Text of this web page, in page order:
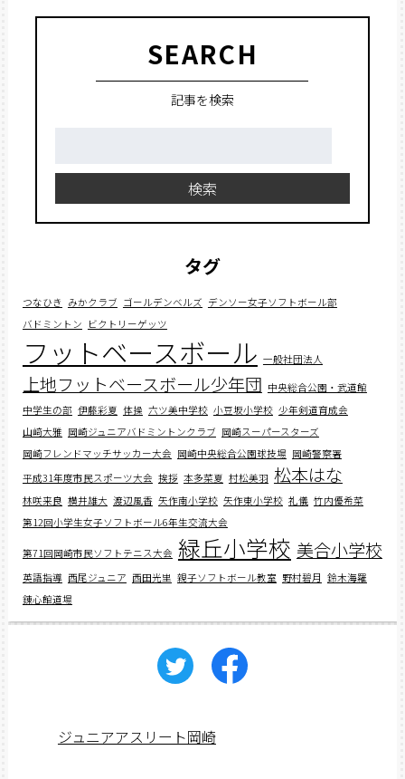
SEARCH
記事を検索
検索
タグ
つなひき みかクラブ ゴールデンベルズ デンソー女子ソフトボール部
バドミントン ビクトリーゲッツ
フットベースボール 一般社団法人
上地フットベースボール少年団 中央総合公園・武道館
中学生の部 伊藤彩夏 体操 六ツ美中学校 小豆坂小学校 少年剣道育成会
山﨑大雅 岡崎ジュニアバドミントンクラブ 岡崎スーパースターズ
岡崎フレンドマッチサッカー大会 岡崎中央総合公園球技場 岡崎警察署
平成31年度市民スポーツ大会 挨拶 本多菜夏 村松美羽 松本はな
林咲来良 横井雄大 渡辺風香 矢作南小学校 矢作東小学校 礼儀 竹内優希菜
第12回小学生女子ソフトボール6年生交流大会
第71回岡崎市民ソフトテニス大会 緑丘小学校 美合小学校
英語指導 西尾ジュニア 西田光里 親子ソフトボール教室 野村碧月 鈴木海羅
錬心館道場
ジュニアアスリート岡崎